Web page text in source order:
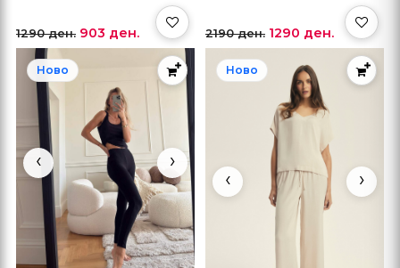
1290 ден. 903 ден. 2190 ден. 1290 ден.
‹ ›
Ново
‹ ›
Ново